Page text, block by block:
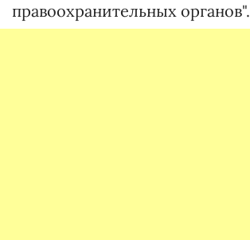
правоохранительных органов".